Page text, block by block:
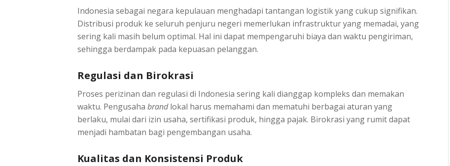
Indonesia sebagai negara kepulauan menghadapi tantangan logistik yang cukup signifikan.
Distribusi produk ke seluruh penjuru negeri memerlukan infrastruktur yang memadai, yang
sering kali masih belum optimal. Hal ini dapat mempengaruhi biaya dan waktu pengiriman,
sehingga berdampak pada kepuasan pelanggan.
Regulasi dan Birokrasi
Proses perizinan dan regulasi di Indonesia sering kali dianggap kompleks dan memakan
waktu. Pengusaha brandlokal harus memahami dan mematuhi berbagai aturan yang
berlaku, mulai dari izin usaha, sertifikasi produk, hingga pajak. Birokrasi yang rumit dapat
menjadi hambatan bagi pengembangan usaha.
Kualitas dan Konsistensi Produk